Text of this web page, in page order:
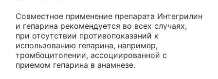
Совместное применение препарата Интегрилин
и гепарина рекомендуется во всех случаях,
при отсутствии противопоказаний к
использованию гепарина, например,
тромбоцитопении, ассоциированной с
приемом гепарина в анамнезе.